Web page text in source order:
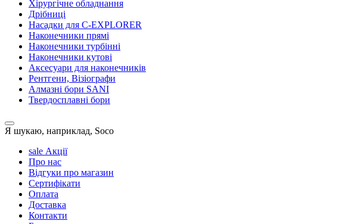
Хірургічне обладнання
Дрібниці
Насадки для C-EXPLORER
Наконечники прямі
Наконечники турбінні
Наконечники кутові
Аксесуари для наконечників
Рентгени, Візіографи
Алмазні бори SANI
Твердосплавні бори
Я шукаю, наприклад, Soco
sale Акції
Про нас
Відгуки про магазин
Сертифікати
Оплата
Доставка
Контакти